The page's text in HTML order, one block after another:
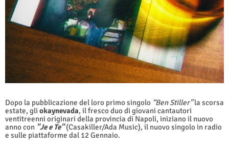
Dopo la pubblicazione del loro primo singolo “Ben Stiller”la scorsa
estate, gli okaynevada, il fresco duo di giovani cantautori
ventitreenni originari della provincia di Napoli, iniziano il nuovo
anno con "Je e Te"(Casakiller/Ada Music), il nuovo singolo in radio
e sulle piattaforme dal 12 Gennaio.